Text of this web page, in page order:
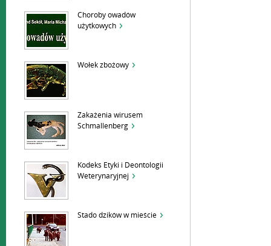
Choroby owadów
użytkowych
Wołek zbożowy
Zakażenia wirusem
Schmallenberg
Kodeks Etyki i Deontologii
Weterynaryjnej
Stado dzików w mieście